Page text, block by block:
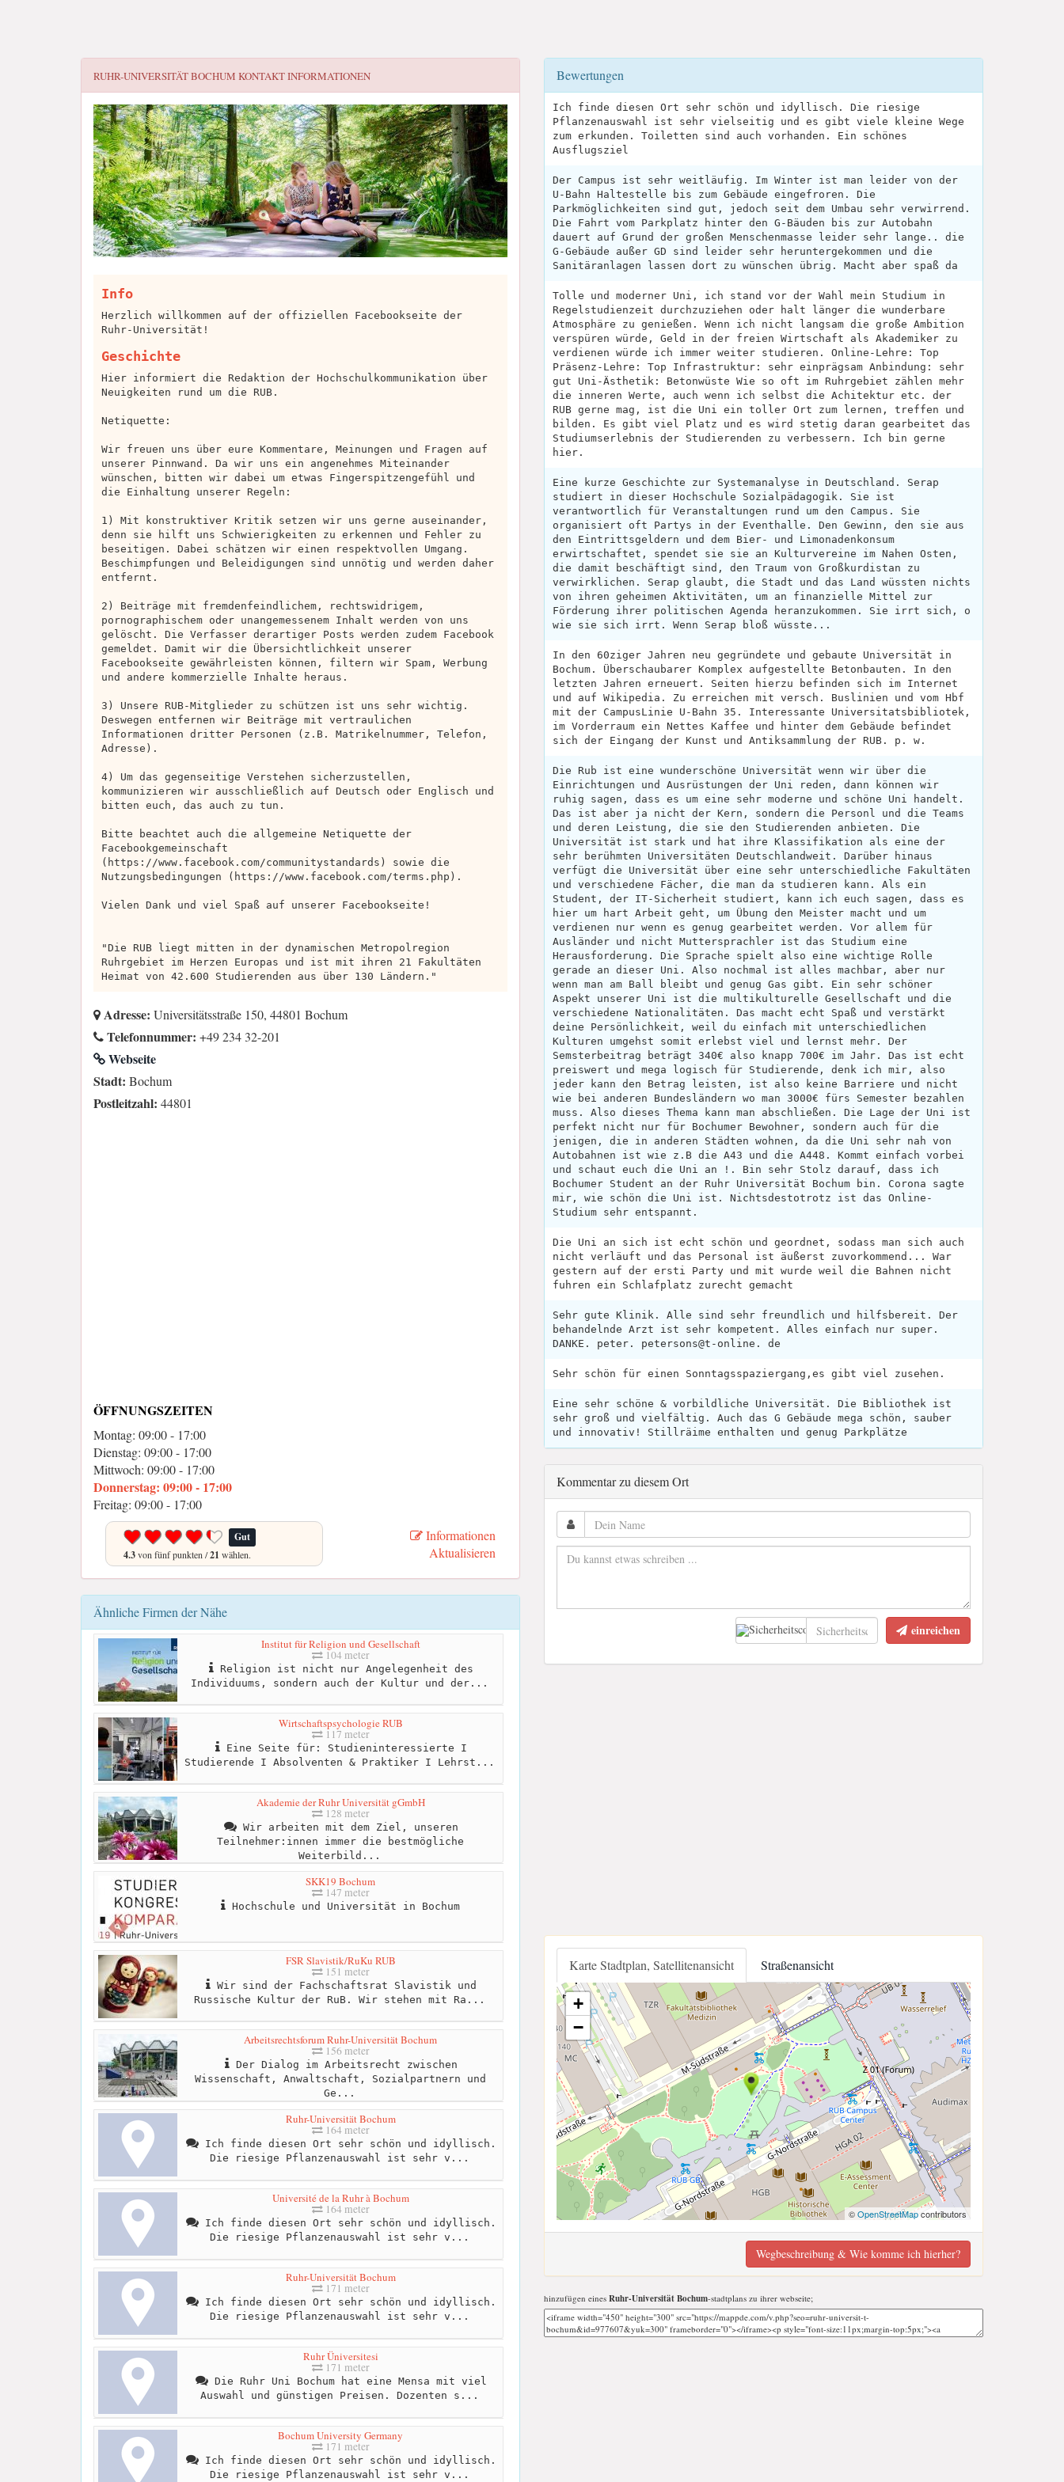
RUHR-UNIVERSITÄT BOCHUM KONTAKT INFORMATIONEN
Info
Herzlich willkommen auf der offiziellen Facebookseite der
Ruhr-Universität!
Geschichte
Hier informiert die Redaktion der Hochschulkommunikation über
Neuigkeiten rund um die RUB.
Netiquette:
Wir freuen uns über eure Kommentare, Meinungen und Fragen auf
unserer Pinnwand. Da wir uns ein angenehmes Miteinander
wünschen, bitten wir dabei um etwas Fingerspitzengefühl und
die Einhaltung unserer Regeln:
1) Mit konstruktiver Kritik setzen wir uns gerne auseinander,
denn sie hilft uns Schwierigkeiten zu erkennen und Fehler zu
beseitigen. Dabei schätzen wir einen respektvollen Umgang.
Beschimpfungen und Beleidigungen sind unnötig und werden daher
entfernt.
2) Beiträge mit fremdenfeindlichem, rechtswidrigem,
pornographischem oder unangemessenem Inhalt werden von uns
gelöscht. Die Verfasser derartiger Posts werden zudem Facebook
gemeldet. Damit wir die Übersichtlichkeit unserer
Facebookseite gewährleisten können, filtern wir Spam, Werbung
und andere kommerzielle Inhalte heraus.
3) Unsere RUB-Mitglieder zu schützen ist uns sehr wichtig.
Deswegen entfernen wir Beiträge mit vertraulichen
Informationen dritter Personen (z.B. Matrikelnummer, Telefon,
Adresse).
4) Um das gegenseitige Verstehen sicherzustellen,
kommunizieren wir ausschließlich auf Deutsch oder Englisch und
bitten euch, das auch zu tun.
Bitte beachtet auch die allgemeine Netiquette der
Facebookgemeinschaft
(https://www.facebook.com/communitystandards) sowie die
Nutzungsbedingungen (https://www.facebook.com/terms.php).
Vielen Dank und viel Spaß auf unserer Facebookseite!
"Die RUB liegt mitten in der dynamischen Metropolregion
Ruhrgebiet im Herzen Europas und ist mit ihren 21 Fakultäten
Heimat von 42.600 Studierenden aus über 130 Ländern."
Adresse: Universitätsstraße 150, 44801 Bochum
Telefonnummer: +49 234 32-201
Webseite
Stadt: Bochum
Postleitzahl: 44801
ÖFFNUNGSZEITEN
Montag: 09:00 - 17:00
Dienstag: 09:00 - 17:00
Mittwoch: 09:00 - 17:00
Donnerstag: 09:00 - 17:00
Freitag: 09:00 - 17:00
Gut
4.3von fünf punkten /21 wählen.
Informationen
Aktualisieren
Ähnliche Firmen der Nähe
Institut für Religion und Gesellschaft
104 meter
Religion ist nicht nur Angelegenheit des
Individuums, sondern auch der Kultur und der...
Wirtschaftspsychologie RUB
117 meter
Eine Seite für: Studieninteressierte I
Studierende I Absolventen & Praktiker I Lehrst...
Akademie der Ruhr Universität gGmbH
128 meter
Wir arbeiten mit dem Ziel, unseren
Teilnehmer:innen immer die bestmögliche
Weiterbild...
SKK19 Bochum
147 meter
Hochschule und Universität in Bochum
FSR Slavistik/RuKu RUB
151 meter
Wir sind der Fachschaftsrat Slavistik und
Russische Kultur der RuB. Wir stehen mit Ra...
Arbeitsrechtsforum Ruhr-Universität Bochum
156 meter
Der Dialog im Arbeitsrecht zwischen
Wissenschaft, Anwaltschaft, Sozialpartnern und
Ge...
Ruhr-Universität Bochum
164 meter
Ich finde diesen Ort sehr schön und idyllisch.
Die riesige Pflanzenauswahl ist sehr v...
Université de la Ruhr à Bochum
164 meter
Ich finde diesen Ort sehr schön und idyllisch.
Die riesige Pflanzenauswahl ist sehr v...
Ruhr-Universität Bochum
171 meter
Ich finde diesen Ort sehr schön und idyllisch.
Die riesige Pflanzenauswahl ist sehr v...
Ruhr Üniversitesi
171 meter
Die Ruhr Uni Bochum hat eine Mensa mit viel
Auswahl und günstigen Preisen. Dozenten s...
Bochum University Germany
171 meter
Ich finde diesen Ort sehr schön und idyllisch.
Die riesige Pflanzenauswahl ist sehr v...
Bewertungen
Ich finde diesen Ort sehr schön und idyllisch. Die riesige
Pflanzenauswahl ist sehr vielseitig und es gibt viele kleine Wege
zum erkunden. Toiletten sind auch vorhanden. Ein schönes
Ausflugsziel
Der Campus ist sehr weitläufig. Im Winter ist man leider von der
U-Bahn Haltestelle bis zum Gebäude eingefroren. Die
Parkmöglichkeiten sind gut, jedoch seit dem Umbau sehr verwirrend.
Die Fahrt vom Parkplatz hinter den G-Bäuden bis zur Autobahn
dauert auf Grund der großen Menschenmasse leider sehr lange.. die
G-Gebäude außer GD sind leider sehr heruntergekommen und die
Sanitäranlagen lassen dort zu wünschen übrig. Macht aber spaß da
Tolle und moderner Uni, ich stand vor der Wahl mein Studium in
Regelstudienzeit durchzuziehen oder halt länger die wunderbare
Atmosphäre zu genießen. Wenn ich nicht langsam die große Ambition
verspüren würde, Geld in der freien Wirtschaft als Akademiker zu
verdienen würde ich immer weiter studieren. Online-Lehre: Top
Präsenz-Lehre: Top Infrastruktur: sehr einprägsam Anbindung: sehr
gut Uni-Ästhetik: Betonwüste Wie so oft im Ruhrgebiet zählen mehr
die inneren Werte, auch wenn ich selbst die Achitektur etc. der
RUB gerne mag, ist die Uni ein toller Ort zum lernen, treffen und
bilden. Es gibt viel Platz und es wird stetig daran gearbeitet das
Studiumserlebnis der Studierenden zu verbessern. Ich bin gerne
hier.
Eine kurze Geschichte zur Systemanalyse in Deutschland. Serap
studiert in dieser Hochschule Sozialpädagogik. Sie ist
verantwortlich für Veranstaltungen rund um den Campus. Sie
organisiert oft Partys in der Eventhalle. Den Gewinn, den sie aus
den Eintrittsgeldern und dem Bier- und Limonadenkonsum
erwirtschaftet, spendet sie sie an Kulturvereine im Nahen Osten,
die damit beschäftigt sind, den Traum von Großkurdistan zu
verwirklichen. Serap glaubt, die Stadt und das Land wüssten nichts
von ihren geheimen Aktivitäten, um an finanzielle Mittel zur
Förderung ihrer politischen Agenda heranzukommen. Sie irrt sich, o
wie sie sich irrt. Wenn Serap bloß wüsste...
In den 60ziger Jahren neu gegründete und gebaute Universität in
Bochum. Überschaubarer Komplex aufgestellte Betonbauten. In den
letzten Jahren erneuert. Seiten hierzu befinden sich im Internet
und auf Wikipedia. Zu erreichen mit versch. Buslinien und vom Hbf
mit der CampusLinie U-Bahn 35. Interessante Universitatsbibliotek,
im Vorderraum ein Nettes Kaffee und hinter dem Gebäude befindet
sich der Eingang der Kunst und Antiksammlung der RUB. p. w.
Die Rub ist eine wunderschöne Universität wenn wir über die
Einrichtungen und Ausrüstungen der Uni reden, dann können wir
ruhig sagen, dass es um eine sehr moderne und schöne Uni handelt.
Das ist aber ja nicht der Kern, sondern die Personl und die Teams
und deren Leistung, die sie den Studierenden anbieten. Die
Universität ist stark und hat ihre Klassifikation als eine der
sehr berühmten Universitäten Deutschlandweit. Darüber hinaus
verfügt die Universität über eine sehr unterschiedliche Fakultäten
und verschiedene Fächer, die man da studieren kann. Als ein
Student, der IT-Sicherheit studiert, kann ich euch sagen, dass es
hier um hart Arbeit geht, um Übung den Meister macht und um
verdienen nur wenn es genug gearbeitet werden. Vor allem für
Ausländer und nicht Muttersprachler ist das Studium eine
Herausforderung. Die Sprache spielt also eine wichtige Rolle
gerade an dieser Uni. Also nochmal ist alles machbar, aber nur
wenn man am Ball bleibt und genug Gas gibt. Ein sehr schöner
Aspekt unserer Uni ist die multikulturelle Gesellschaft und die
verschiedene Nationalitäten. Das macht echt Spaß und verstärkt
deine Persönlichkeit, weil du einfach mit unterschiedlichen
Kulturen umgehst somit erlebst viel und lernst mehr. Der
Semsterbeitrag beträgt 340€ also knapp 700€ im Jahr. Das ist echt
preiswert und mega logisch für Studierende, denk ich mir, also
jeder kann den Betrag leisten, ist also keine Barriere und nicht
wie bei anderen Bundesländern wo man 3000€ fürs Semester bezahlen
muss. Also dieses Thema kann man abschließen. Die Lage der Uni ist
perfekt nicht nur für Bochumer Bewohner, sondern auch für die
jenigen, die in anderen Städten wohnen, da die Uni sehr nah von
Autobahnen ist wie z.B die A43 und die A448. Kommt einfach vorbei
und schaut euch die Uni an !. Bin sehr Stolz darauf, dass ich
Bochumer Student an der Ruhr Universität Bochum bin. Corona sagte
mir, wie schön die Uni ist. Nichtsdestotrotz ist das Online-
Studium sehr entspannt.
Die Uni an sich ist echt schön und geordnet, sodass man sich auch
nicht verläuft und das Personal ist äußerst zuvorkommend... War
gestern auf der ersti Party und mit wurde weil die Bahnen nicht
fuhren ein Schlafplatz zurecht gemacht
Sehr gute Klinik. Alle sind sehr freundlich und hilfsbereit. Der
behandelnde Arzt ist sehr kompetent. Alles einfach nur super.
DANKE. peter. petersons@t-online. de
Sehr schön für einen Sonntagsspaziergang,es gibt viel zusehen.
Eine sehr schöne & vorbildliche Universität. Die Bibliothek ist
sehr groß und vielfältig. Auch das G Gebäude mega schön, sauber
und innovativ! Stillräime enthalten und genug Parkplätze
Kommentar zu diesem Ort
einreichen
Karte Stadtplan, Satellitenansicht Straßenansicht
+
−
©OpenStreetMapcontributors
Wegbeschreibung & Wie komme ich hierher?
hinzufügen eines Ruhr-Universität Bochum-stadtplans zu ihrer webseite;